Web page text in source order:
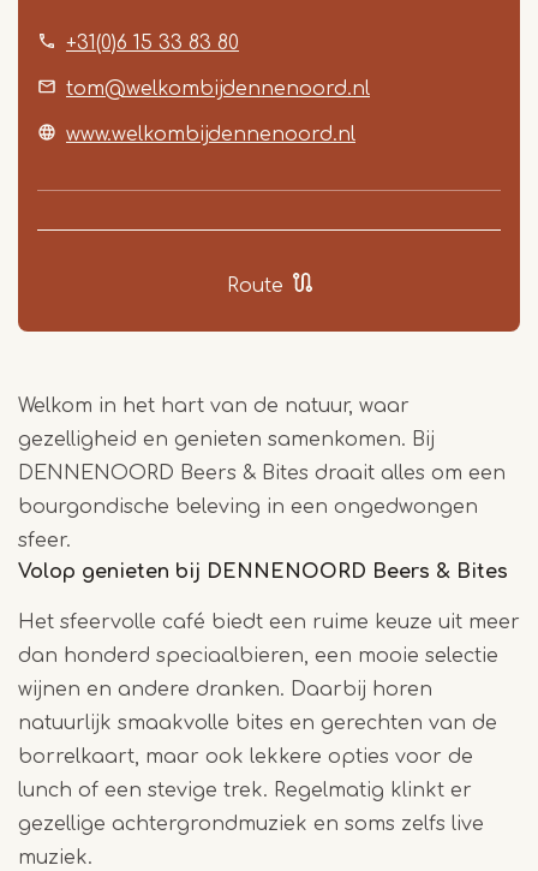
+31(0)6 15 33 83 80
tom@welkombijdennenoord.nl
www.welkombijdennenoord.nl
Route
Item
Welkom in het hart van de natuur, waar
gezelligheid en genieten samenkomen. Bij
DENNENOORD Beers & Bites draait alles om een
bourgondische beleving in een ongedwongen
sfeer.
Volop genieten bij DENNENOORD Beers & Bites
Het sfeervolle café biedt een ruime keuze uit meer
dan honderd speciaalbieren, een mooie selectie
wijnen en andere dranken. Daarbij horen
natuurlijk smaakvolle bites en gerechten van de
borrelkaart, maar ook lekkere opties voor de
lunch of een stevige trek. Regelmatig klinkt er
gezellige achtergrondmuziek en soms zelfs live
muziek.